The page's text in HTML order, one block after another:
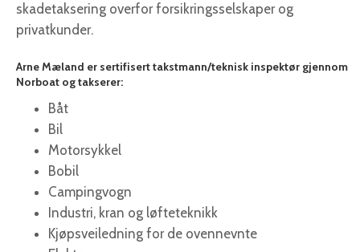
skadetaksering overfor forsikringsselskaper og
privatkunder.
Arne Mæland er sertifisert takstmann/teknisk inspektør gjennom
Norboat og takserer:
Båt
Bil
Motorsykkel
Bobil
Campingvogn
Industri, kran og løfteteknikk
Kjøpsveiledning for de ovennevnte